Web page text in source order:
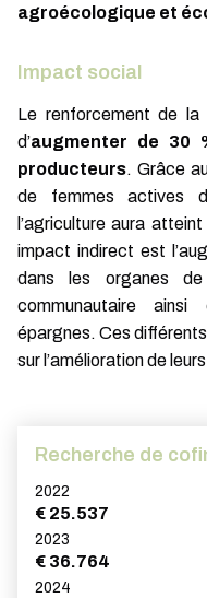
agroécologique et
Impact social
Le renforcement de la
d’augmenter de 30
producteurs. Grâce
de femmes actives
l’agriculture aura
impact indirect est
dans les organes
communautaire ainsi
épargnes. Ces
sur l’amélioration de
Recherche de
2022
€ 25.537
2023
€ 36.764
2024